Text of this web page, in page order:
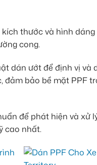
thước và hình
cong.
dán ướt để định vị và
đảm bảo bề mặt PPF
để phát hiện và xử
cao nhất.